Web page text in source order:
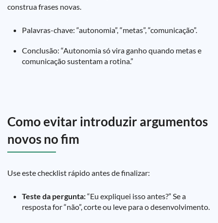
construa frases novas.
Palavras-chave: “autonomia”, “metas”, “comunicação”.
Conclusão: “Autonomia só vira ganho quando metas e
comunicação sustentam a rotina.”
Como evitar introduzir argumentos
novos no fim
Use este checklist rápido antes de finalizar:
Teste da pergunta:“Eu expliquei isso antes?” Se a
resposta for “não”, corte ou leve para o desenvolvimento.